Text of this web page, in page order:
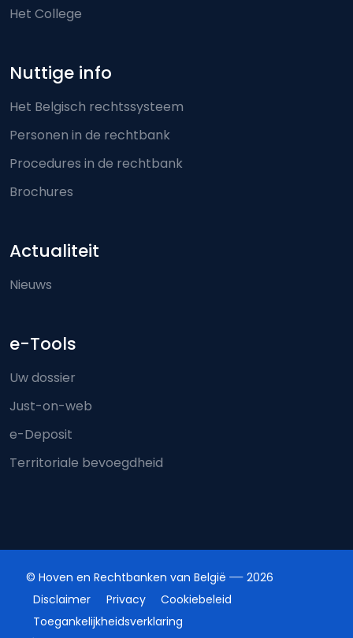
Het College
Nuttige info
Het Belgisch rechtssysteem
Personen in de rechtbank
Procedures in de rechtbank
Brochures
Actualiteit
Nieuws
e-Tools
Uw dossier
Just-on-web
e-Deposit
Territoriale bevoegdheid
© Hoven en Rechtbanken van België
2026
Disclaimer
Privacy
Cookiebeleid
Toegankelijkheidsverklaring